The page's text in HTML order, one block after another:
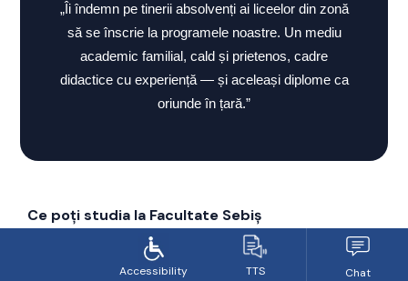
„Îi îndemn pe tinerii absolvenți ai liceelor din zonă
să se înscrie la programele noastre. Un mediu
academic familial, cald și prietenos, cadre
didactice cu experiență — și aceleași diplome ca
oriunde în țară.”
Ce poți studia la Facultate Sebiș